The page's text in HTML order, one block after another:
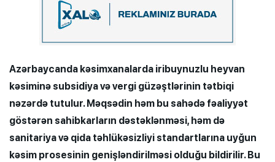
Azərbaycanda kəsimxanalarda iribuynuzlu heyvan
kəsiminə subsidiya və vergi güzəştlərinin tətbiqi
nəzərdə tutulur. Məqsədin həm bu sahədə fəaliyyət
göstərən sahibkarların dəstəklənməsi, həm də
sanitariya və qida təhlükəsizliyi standartlarına uyğun
kəsim prosesinin genişləndirilməsi olduğu bildirilir. Bu